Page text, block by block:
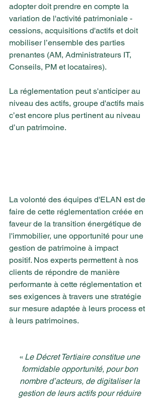
adopter doit prendre en compte la
variation de l'activité patrimoniale -
cessions, acquisitions d'actifs et doit
mobiliser l’ensemble des parties
prenantes (AM, Administrateurs IT,
Conseils, PM et locataires).
La réglementation peut s'anticiper au
niveau des actifs, groupe d'actifs mais
c’est encore plus pertinent au niveau
d’un patrimoine.
La volonté des équipes d'ELAN est de
faire de cette réglementation créée en
faveur de la transition énergétique de
l'immobilier, une opportunité pour une
gestion de patrimoine à impact
positif.  Nos experts permettent à nos
clients de répondre de manière
performante à cette réglementation et
ses exigences à travers une stratégie
sur mesure adaptée à leurs process et
à leurs patrimoines.
« Le Décret Tertiaire constitue une
formidable opportunité, pour bon
nombre d’acteurs, de digitaliser la
gestion de leurs actifs pour réduire